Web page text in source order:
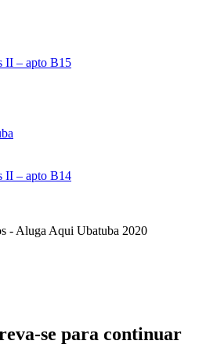
II – apto B15
II – apto B14
- Aluga Aqui Ubatuba 2020
se para continuar